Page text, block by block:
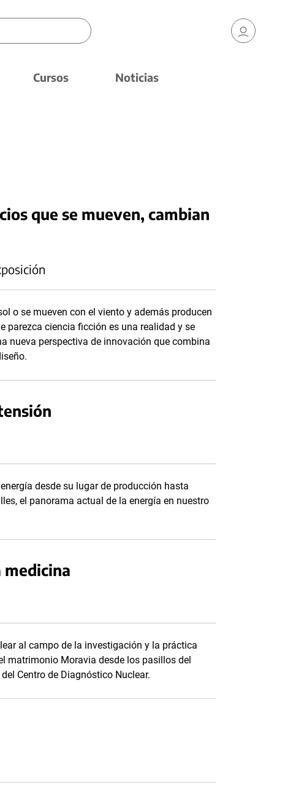
Cursos Noticias
que se mueven, cambian
o se mueven con el viento y además producen
parezca ciencia ficción es una realidad y se
nueva perspectiva de innovación que combina
desde su lugar de producción hasta
el panorama actual de la energía en nuestro
medicina
al campo de la investigación y la práctica
matrimonio Moravia desde los pasillos del
Centro de Diagnóstico Nuclear.